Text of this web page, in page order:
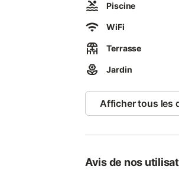
Nous pouvons réserver
pourrez avec un
Piscine
WiFi
Terrasse
Jardin
Afficher tous les
Avis de nos